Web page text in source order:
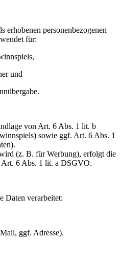
erhobenen personenbezogenen
für:
und
von Art. 6 Abs. 1 lit. b
sowie ggf. Art. 6 Abs. 1
(z. B. für Werbung), erfolgt die
Art. 6 Abs. 1 lit. a DSGVO.
Daten verarbeitet:
ggf. Adresse).